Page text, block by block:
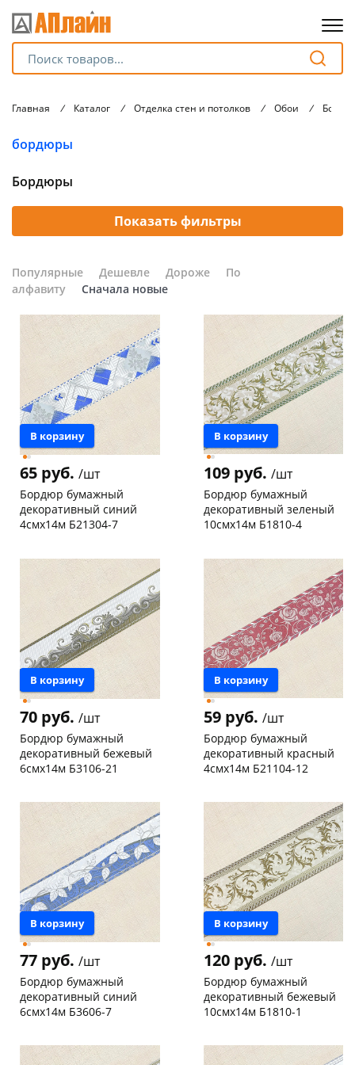
Главная / Каталог / Отделка стен и потолков / Обои /
бордюры
Бордюры
Показать фильтры
Популярные Дешевле Дороже
По
алфавиту
Сначала новые
В корзину
65 руб. /шт
Бордюр бумажный
декоративный синий
4смх14м Б21304-7
Код товара
130166
В корзину
109 руб. /шт
Бордюр бумажный
декоративный зеленый
10смх14м Б1810-4
147а
шт
Пошехонское ш, 18
5 шт
Код товара
129969
В корзину
70 руб. /шт
Бордюр бумажный
декоративный бежевый
6смх14м Б3106-21
склад
шт
Код товара
129975
В корзину
59 руб. /шт
Бордюр бумажный
декоративный красный
4смх14м Б21104-12
склад
шт
Конева, 36
5 шт
Пошехонское ш, 185 шт
Код товара
129970
В корзину
77 руб. /шт
Бордюр бумажный
декоративный синий
6смх14м Б3606-7
Код товара
129976
В корзину
120 руб. /шт
Бордюр бумажный
декоративный бежевый
10смх14м Б1810-1
склад
шт
Код товара
129968
оплату
без переплат
Сегодня
Добавляйте товары
в корзину
Оплачивайте сегодня только
25
% картой любого банка
Получайте товар
Оставшиеся75% будут
списыватьсяс вашей карты
по25%каждые 2 недели
об оплате Плайтом
раз в 2
недели
Остались вопросы?
8 800 302-02-51
plait.ru